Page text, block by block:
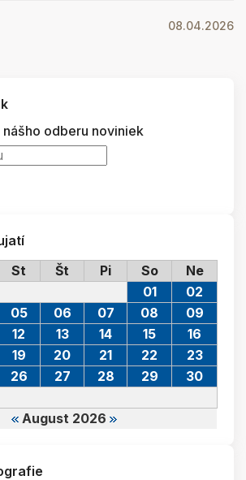
08.04.2026
nášho odberu noviniek
St Št Pi So Ne
August 2026
01
02
05 06 07 08
09
12 13 14 15
16
19 20 21 22
23
26 27 28 29
30